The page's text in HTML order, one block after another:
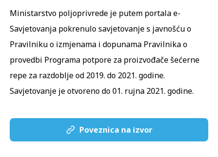
Ministarstvo poljoprivrede je putem portala e-
Savjetovanja pokrenulo savjetovanje s javnošću o
Pravilniku o izmjenama i dopunama Pravilnika o
provedbi Programa potpore za proizvođače šećerne
repe za razdoblje od 2019. do 2021. godine.
Savjetovanje je otvoreno do 01. rujna 2021. godine.
Poveznica na izvor